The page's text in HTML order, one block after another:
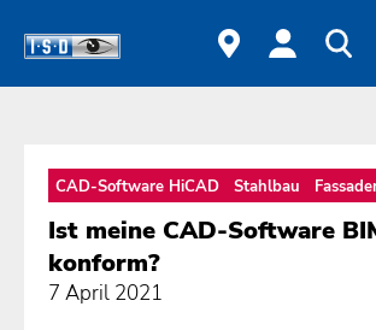
CAD-Software HiCAD Stahlbau
Ist meine CAD-Software
konform?
7 April 2021